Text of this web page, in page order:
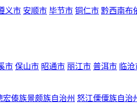
义市 安顺市 毕节市 铜仁市 黔西南布
市 保山市 昭通市 丽江市 普洱市 临
宏傣族景颇族自治州 怒江傈僳族自治